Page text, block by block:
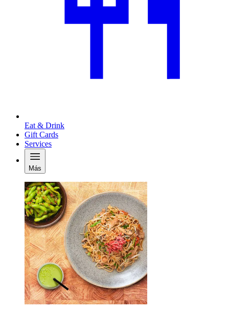
Eat & Drink
Gift Cards
Services
Más